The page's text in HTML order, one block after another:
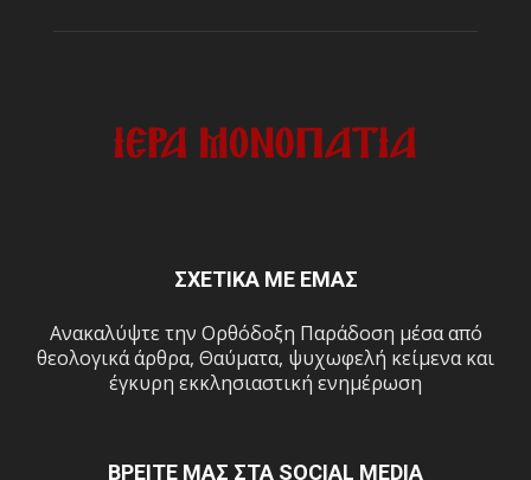
ΣΧΕΤΙΚΑ ΜΕ ΕΜΑΣ
Ανακαλύψτε την Ορθόδοξη Παράδοση μέσα από
θεολογικά άρθρα, Θαύματα, ψυχωφελή κείμενα και
έγκυρη εκκλησιαστική ενημέρωση
ΒΡΕΙΤΕ ΜΑΣ ΣΤΑ SOCIAL MEDIA